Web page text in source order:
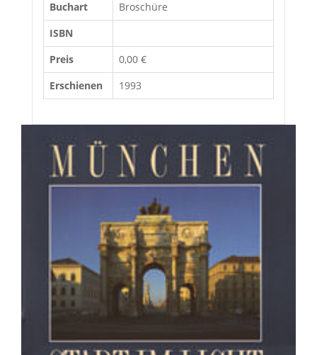
Buchart
Broschüre
ISBN
Preis
0,00 €
Erschienen
1993